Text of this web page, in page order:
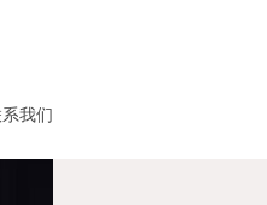
我们